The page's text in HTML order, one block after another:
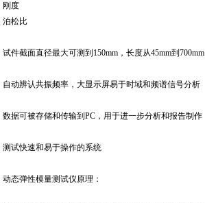
刚度
泊松比
试件截面直径最大可测到150mm，长度从45mm到700mm
自动辨认共振频率，大显示屏易于时域和频谱信号分析
数据可被存储和传输到PC，用于进一步分析和报告制作
测试快速和易于操作的系统
动态弹性模量测试仪原理：